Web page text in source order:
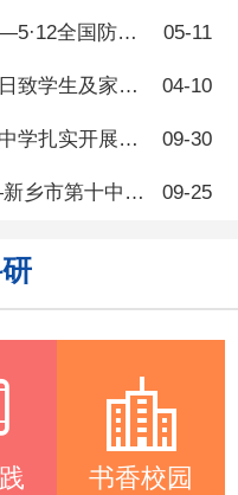
睡眠不足扰乱身体激素。
熬夜等日常习惯，都会造
堆积。 针对体重管理，
日致家长的一封信 05-11
家长的一封信 04-10
季法治宣传周活动 09-30
教育“爱眼护眼”活动 09-25
书香校园